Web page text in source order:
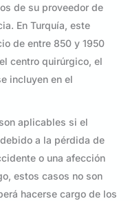
de su proveedor de
En Turquía, este
de entre 850 y 1950
centro quirúrgico, el
incluyen en el
aplicables si el
a la pérdida de
o una afección
estos casos no son
hacerse cargo de los